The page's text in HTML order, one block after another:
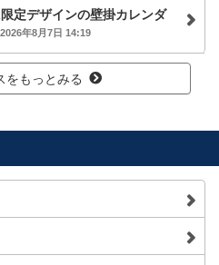
定デザインの壁掛カレンダ
2026年8月7日 14:19
をもっとみる